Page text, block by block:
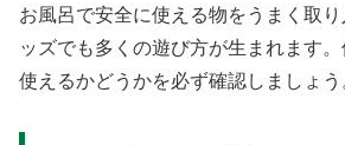
お風呂で安全に使える物をうまく取
ッズでも多くの遊び方が生まれます
使えるかどうかを必ず確認しましょう